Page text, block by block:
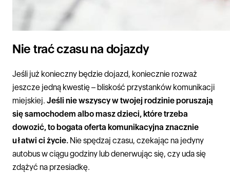
Nie trać czasu na dojazdy
Jeśli już konieczny będzie dojazd, koniecznie rozważ
jeszcze jedną kwestię – bliskość przystanków komunikacji
miejskiej. Jeśli nie wszyscy w twojej rodzinie poruszają
się samochodem albo masz dzieci, które trzeba
dowozić, to bogata oferta komunikacyjna znacznie
ułatwi ci życie. Nie spędzaj czasu, czekając na jedyny
autobus w ciągu godziny lub denerwując się, czy uda się
zdążyć na przesiadkę.